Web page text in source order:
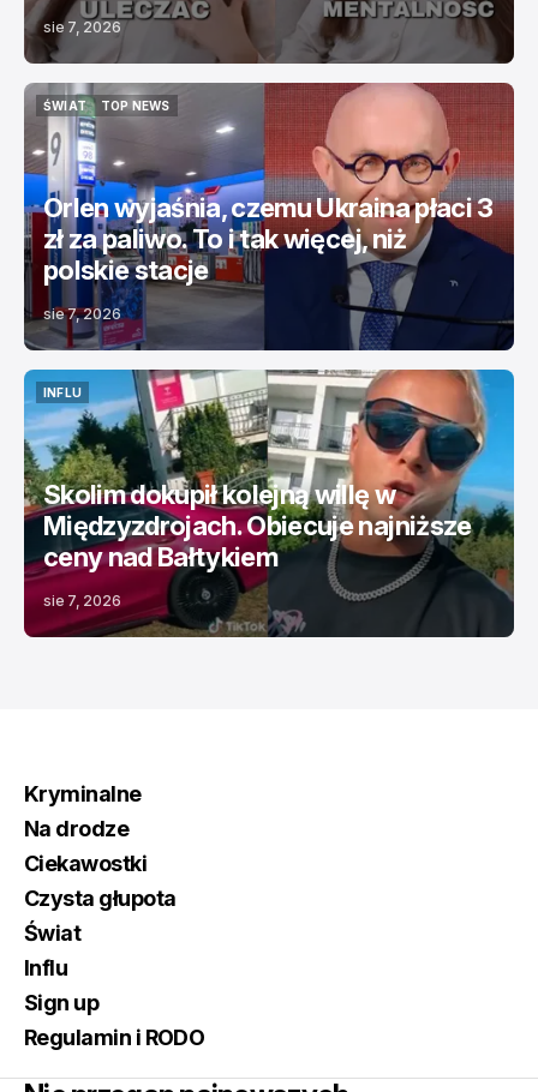
sie 7, 2026
ŚWIAT
ŚWIAT
TOP NEWS
Orlen wyjaśnia, czemu Ukraina płaci 3
zł za paliwo. To i tak więcej, niż
polskie stacje
sie 7, 2026
INFLU
INFLU
Skolim dokupił kolejną willę w
Międzyzdrojach. Obiecuje najniższe
ceny nad Bałtykiem
sie 7, 2026
Kryminalne
Na drodze
Ciekawostki
Czysta głupota
Świat
Influ
Sign up
Regulamin i RODO